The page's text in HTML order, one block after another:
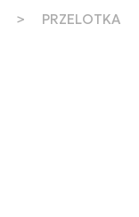
>
PRZELOTKA